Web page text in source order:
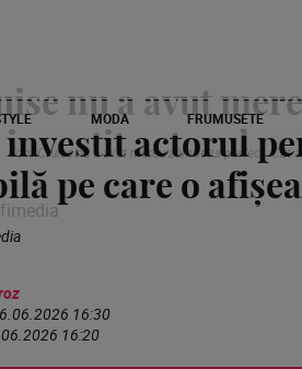
MODA FRUMUSETE
Tom Cruise nu a avut mereu zâmbetul perfect.
nu a avut
investit actorul
pe care o
16:30
16:20